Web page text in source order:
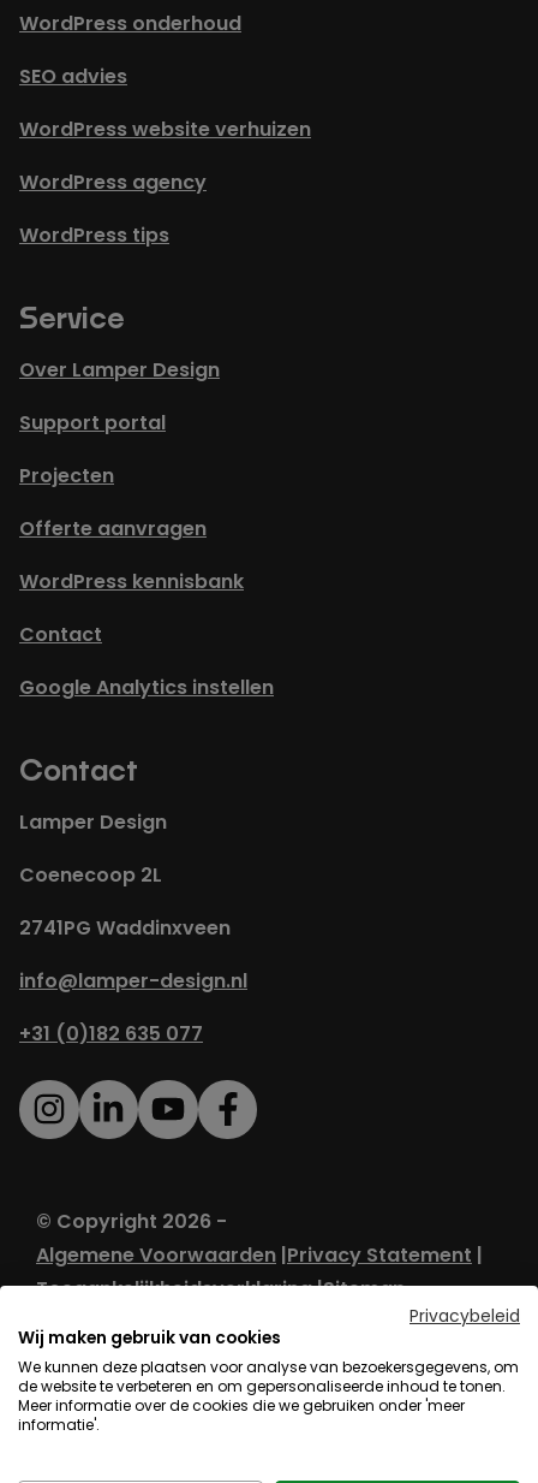
Privacybeleid
Wij maken gebruik van cookies
We kunnen deze plaatsen voor analyse van bezoekersgegevens, om
de website te verbeteren en om gepersonaliseerde inhoud te tonen.
Meer informatie over de cookies die we gebruiken onder 'meer
informatie'.
WordPress onderhoud
SEO advies
WordPress website verhuizen
WordPress agency
WordPress tips
Service
Over Lamper Design
Support portal
Projecten
Offerte aanvragen
WordPress kennisbank
Contact
Google Analytics instellen
Contact
Lamper Design
Coenecoop 2L
2741PG Waddinxveen
info@lamper-design.nl
+31 (0)182 635 077
© Copyright 2026 -
Algemene Voorwaarden Privacy Statement
Toegankelijkheidsverklaring Sitemap